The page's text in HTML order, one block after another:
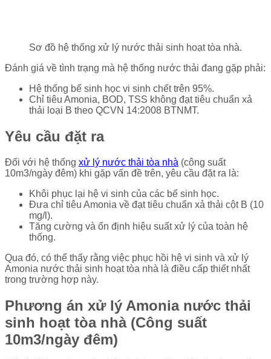
Sơ đồ hệ thống xử lý nước thải sinh hoạt tòa nhà.
Đánh giá về tình trạng mà hệ thống nước thải đang gặp phải:
Hệ thống bể sinh học vi sinh chết trên 95%.
Chỉ tiêu Amonia, BOD, TSS không đạt tiêu chuẩn xả
thải loại B theo QCVN 14:2008 BTNMT.
Yêu cầu đặt ra
Đối với hệ thống xử lý nước thải tòa nhà (công suất
10m3/ngày đêm) khi gặp vấn đề trên, yêu cầu đặt ra là:
Khôi phục lại hệ vi sinh của các bể sinh học.
Đưa chỉ tiêu Amonia về đạt tiêu chuẩn xả thải cột B (10
mg/l).
Tăng cường và ổn định hiệu suất xử lý của toàn hệ
thống.
Qua đó, có thể thấy rằng việc phục hồi hệ vi sinh và xử lý
Amonia nước thải sinh hoạt tòa nhà là điều cấp thiết nhất
trong trường hợp này.
Phương án xử lý Amonia nước thải
sinh hoạt tòa nhà (Công suất
10m3/ngày đêm)